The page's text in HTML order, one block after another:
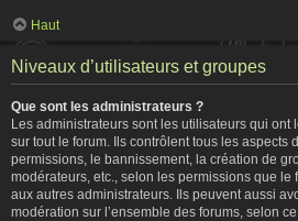
Haut
Niveaux d’utilisateurs et groupes
Que sont les administrateurs ?
Les administrateurs sont les utilisateurs qui ont
sur tout le forum. Ils contrôlent tous les aspects
permissions, le bannissement, la création de
modérateurs, etc., selon les permissions que le
aux autres administrateurs. Ils peuvent aussi
modération sur l’ensemble des forums, selon